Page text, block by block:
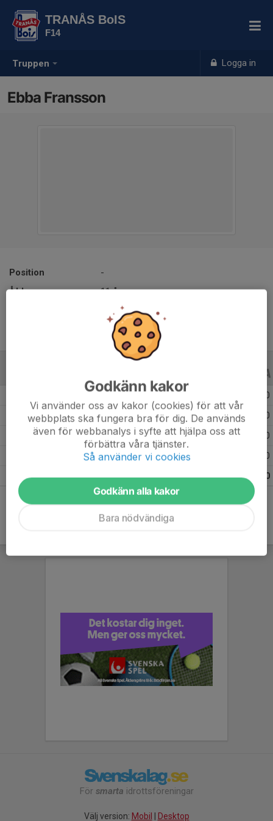
Truppen Logga in
TRANÅS BoIS
F14
Ebba Fransson
Position
-
Ålder
11 år
0
Säsongen 24/25 2 0 0
Säsongen 23/24 2 0
0
Totalt 11 0 0
För smarta idrottsföreningar
Välj version: Mobil Desktop
Godkänn kakor
Vi använder oss av kakor (cookies) för att vår
webbplats ska fungera bra för dig. De används
även för webbanalys i syfte att hjälpa oss att
förbättra våra tjänster.
Så använder vi cookies
Godkänn alla kakor
Bara nödvändiga